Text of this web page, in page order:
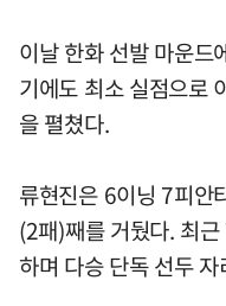
이날 한화 선발 마운드
기에도 최소 실점으로
을 펼쳤다.
류현진은 6이닝 7피안
(2패)째를 거뒀다. 최
하며 다승 단독 선두